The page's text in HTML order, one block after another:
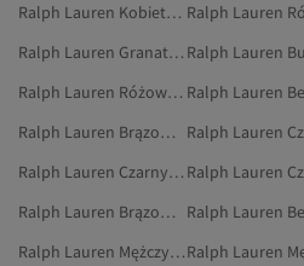
Ralph Lauren Kobiety Buty Sportowe
Ralph Lauren Granatowy Buty Sportowe
Ralph Lauren Różowy Sport I Turystyka
Ralph Lauren Brązowy Buty Na Co Dzień
Ralph Lauren Czarny Sneakersy
Ralph Lauren Brązowy Botki
Ralph Lauren Mężczyźni Buty Na Płaskim Obcasie